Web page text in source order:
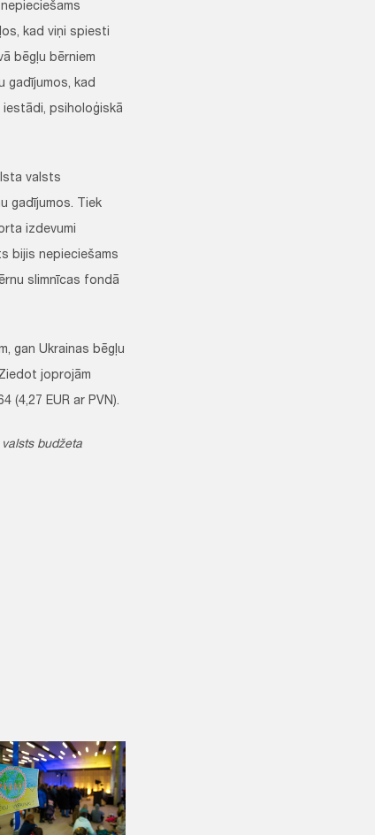
kad viņi spiesti
bēgļu bērniem
gadījumos, kad
psiholoģiskā
valsts
gadījumos. Tiek
izdevumi
bijis nepieciešams
slimnīcas fondā
gan Ukrainas bēgļu
joprojām
(4,27 EUR ar PVN).
budžeta